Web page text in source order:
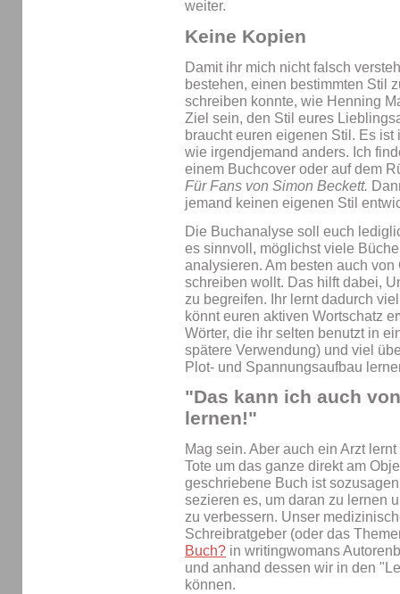
weiter.
Keine Kopien
Damit ihr mich nicht falsch
bestehen, einen bestimmten Stil
schreiben konnte, wie Henning
Ziel sein, den Stil eures
braucht euren eigenen Stil. Es
wie irgendjemand anders. Ich
einem Buchcover oder auf dem
Für Fans von Simon Beckett.
jemand keinen eigenen Stil
Die Buchanalyse soll euch
es sinnvoll, möglichst viele
analysieren. Am besten auch
schreiben wollt. Das hilft dabei,
zu begreifen. Ihr lernt dadurch
könnt euren aktiven Wortschatz
Wörter, die ihr selten benutzt in
spätere Verwendung) und viel
Plot- und Spannungsaufbau
"Das kann ich auch
lernen!"
Mag sein. Aber auch ein Arzt
Tote um das ganze direkt am
geschriebene Buch ist
sezieren es, um daran zu lernen
zu verbessern. Unser
Schreibratgeber (oder das
Buch? in writingwomans
und anhand dessen wir in den
können.